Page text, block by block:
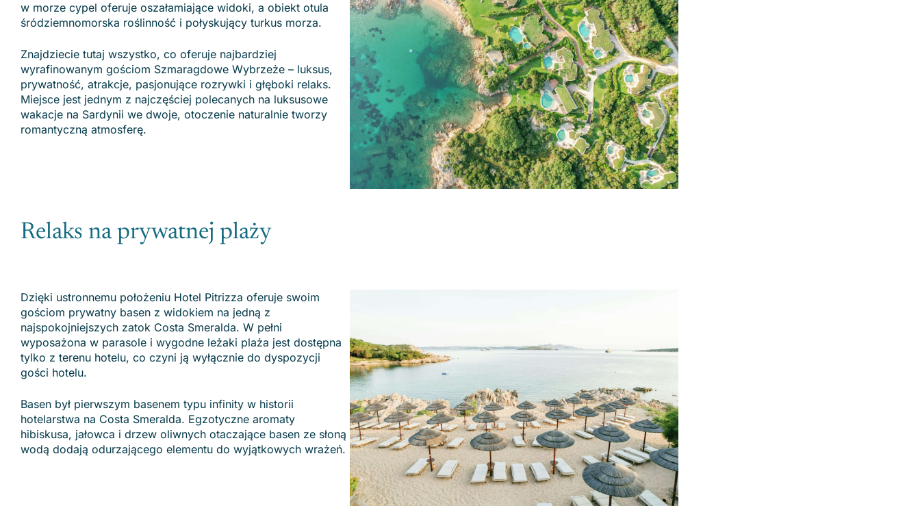
w morze cypel oferuje oszałamiające widoki, a obiekt otula
śródziemnomorska roślinność i połyskujący turkus morza.
Znajdziecie tutaj wszystko, co oferuje najbardziej
wyrafinowanym gościom Szmaragdowe Wybrzeże – luksus,
prywatność, atrakcje, pasjonujące rozrywki i głęboki relaks.
Miejsce jest jednym z najczęściej polecanych na luksusowe
wakacje na Sardynii we dwoje, otoczenie naturalnie tworzy
romantyczną atmosferę.
Relaks na prywatnej plaży
Dzięki ustronnemu położeniu Hotel Pitrizza oferuje swoim
gościom prywatny basen z widokiem na jedną z
najspokojniejszych zatok Costa Smeralda. W pełni
wyposażona w parasole i wygodne leżaki plaża jest dostępna
tylko z terenu hotelu, co czyni ją wyłącznie do dyspozycji
gości hotelu.
Basen był pierwszym basenem typu infinity w historii
hotelarstwa na Costa Smeralda. Egzotyczne aromaty
hibiskusa, jałowca i drzew oliwnych otaczające basen ze słoną
wodą dodają odurzającego elementu do wyjątkowych wrażeń.